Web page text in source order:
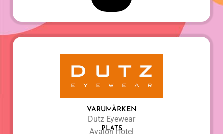
VARUMÄRKEN
Dutz Eyewear
PLATS
Avalon Hotel